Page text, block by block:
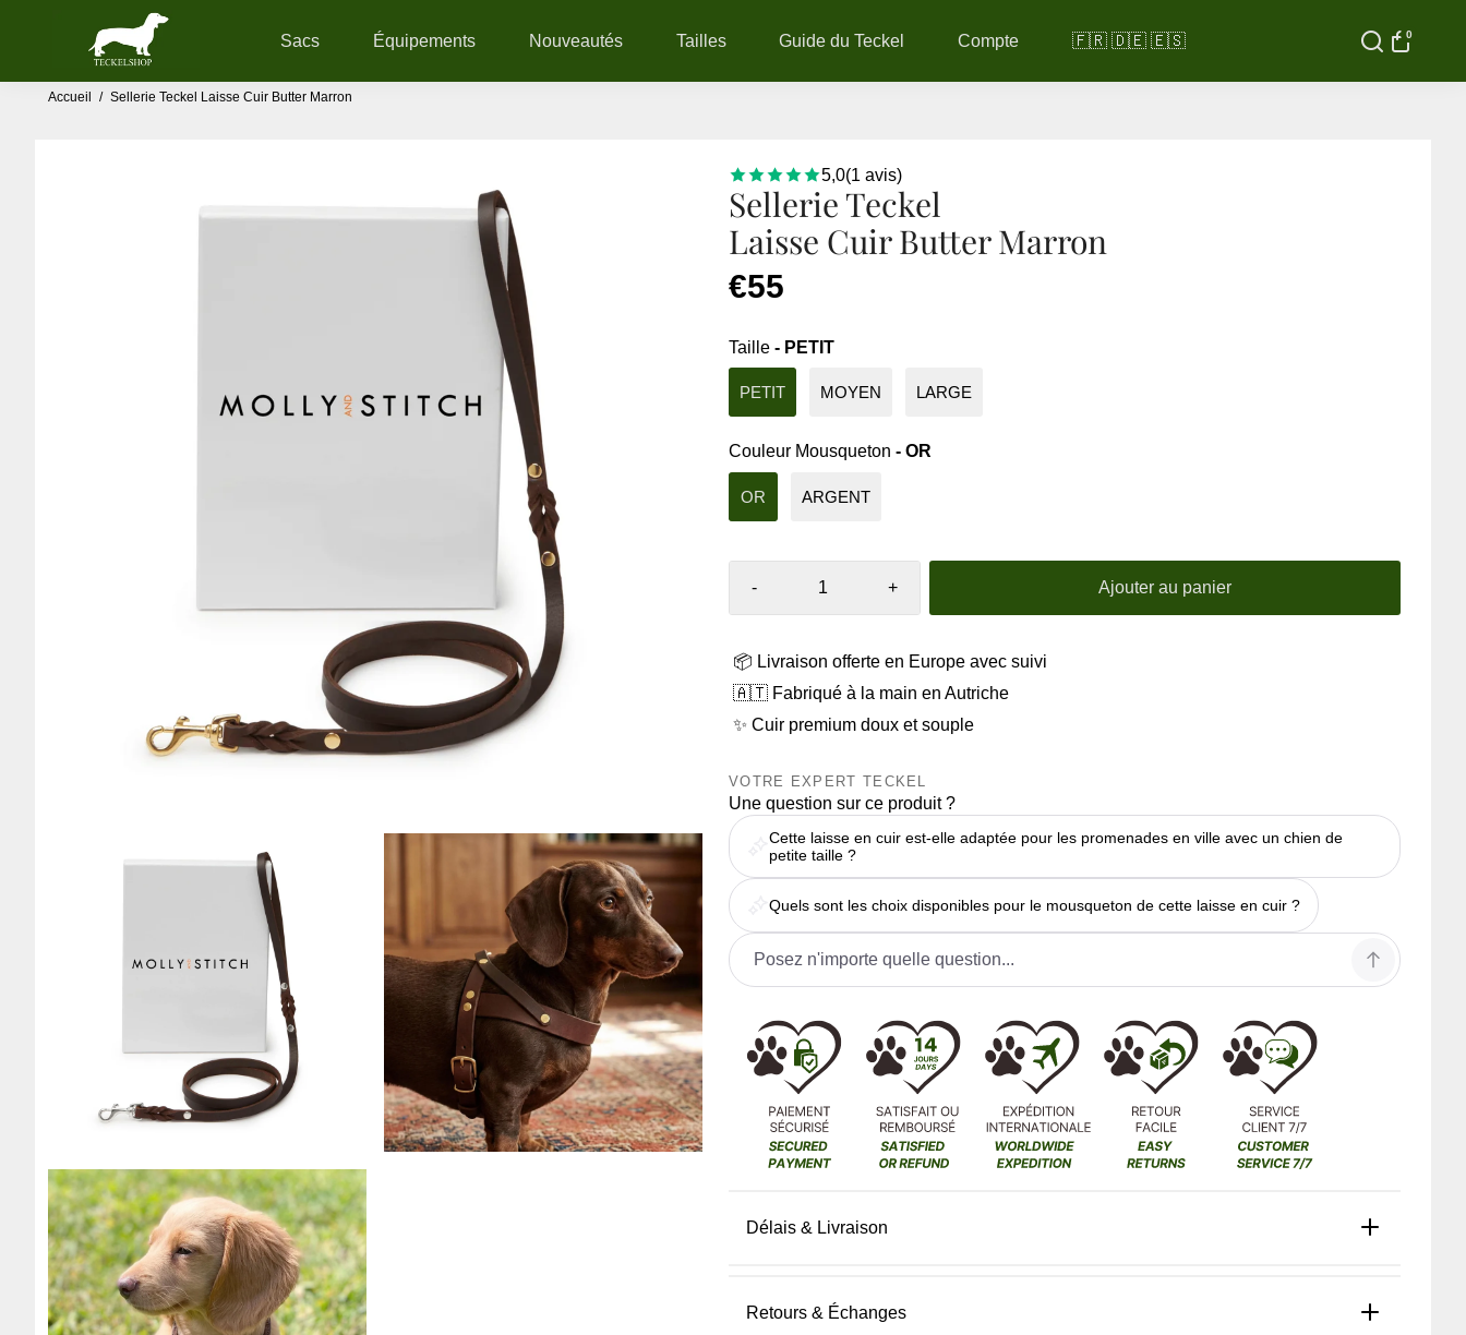
Sacs Équipements Nouveautés Tailles Guide du Teckel Compte 🇫🇷 🇩🇪 🇪🇸 0
Accueil / Sellerie Teckel Laisse Cuir Butter Marron
5,0(1 avis)
Sellerie Teckel
Laisse Cuir Butter Marron
€55
Taille - PETIT
PETIT MOYEN LARGE
Couleur Mousqueton - OR
OR ARGENT
- + Ajouter au panier
📦 Livraison offerte en Europe avec suivi
🇦🇹 Fabriqué à la main en Autriche
✨ Cuir premium doux et souple
VOTRE EXPERT TECKEL
Une question sur ce produit ?
Cette laisse en cuir est-elle adaptée pour les promenades en ville avec un chien de
petite taille ?
Quels sont les choix disponibles pour le mousqueton de cette laisse en cuir ?
Délais & Livraison
Retours & Échanges